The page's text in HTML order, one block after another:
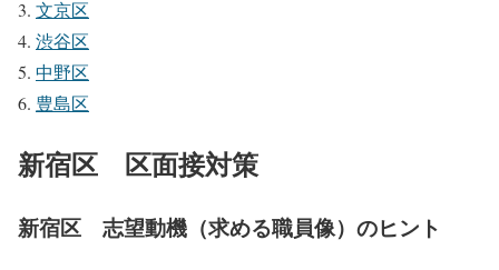
文京区
渋谷区
中野区
豊島区
新宿区 区面接対策
新宿区 志望動機（求める職員像）のヒント